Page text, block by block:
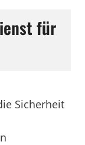
für
Sicherheit